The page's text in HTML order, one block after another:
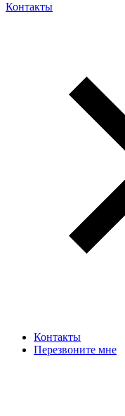
Контакты
Контакты
Перезвоните мне